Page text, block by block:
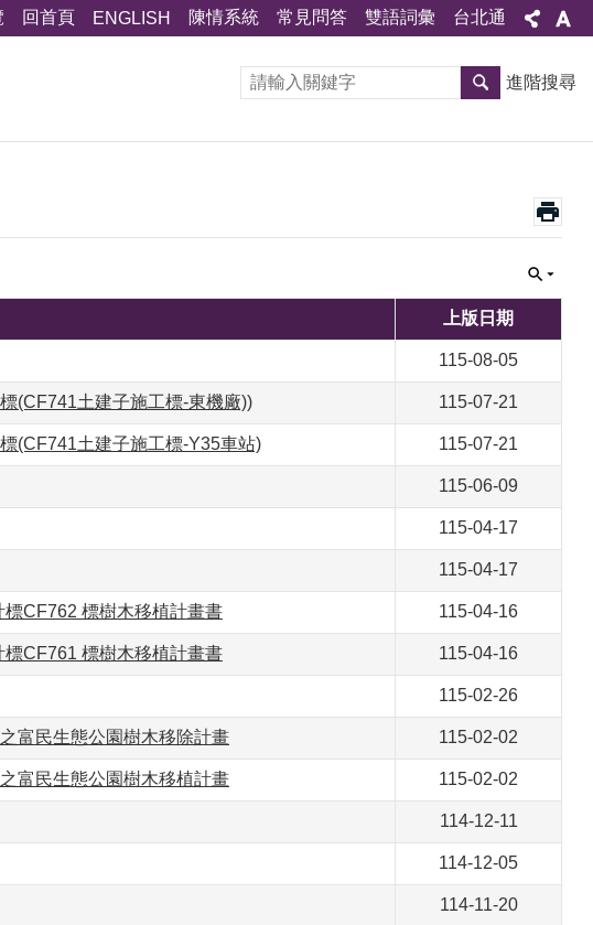
回首頁 ENGLISH 陳情系統 常見問答 雙語詞彙 台北通
進階搜尋
上版日期
115-08-05
(CF741土建子施工標-東機廠)) 115-07-21
(CF741土建子施工標-Y35車站) 115-07-21
115-06-09
115-04-17
115-04-17
CF762 標樹木移植計畫書 115-04-16
CF761 標樹木移植計畫書 115-04-16
115-02-26
富民生態公園樹木移除計畫 115-02-02
富民生態公園樹木移植計畫 115-02-02
114-12-11
114-12-05
114-11-20